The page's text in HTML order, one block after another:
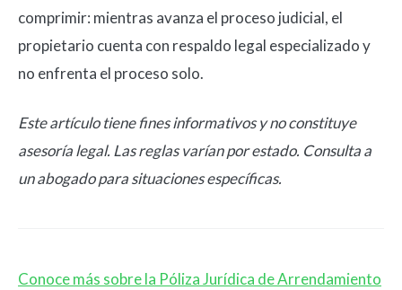
comprimir: mientras avanza el proceso judicial, el
propietario cuenta con respaldo legal especializado y
no enfrenta el proceso solo.
Este artículo tiene fines informativos y no constituye
asesoría legal. Las reglas varían por estado. Consulta a
un abogado para situaciones específicas.
Conoce más sobre la Póliza Jurídica de Arrendamiento